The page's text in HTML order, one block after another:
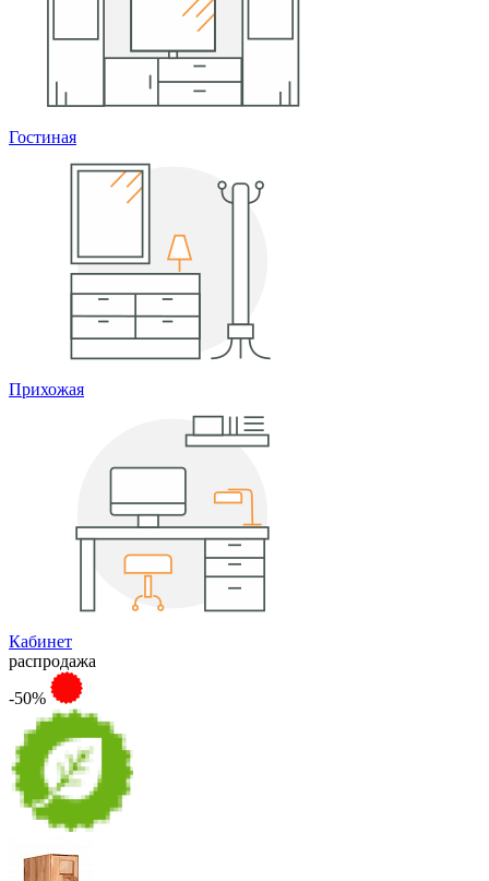
Гостиная
Прихожая
Кабинет
распродажа
-50%